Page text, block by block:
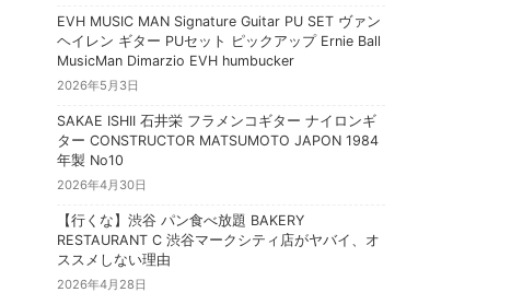
EVH MUSIC MAN Signature Guitar PU SET ヴァン
ヘイレン ギター PUセット ピックアップ Ernie Ball
MusicMan Dimarzio EVH humbucker
2026年5月3日
SAKAE ISHII 石井栄 フラメンコギター ナイロンギ
ター CONSTRUCTOR MATSUMOTO JAPON 1984
年製 No10
2026年4月30日
【行くな】渋谷 パン食べ放題 BAKERY
RESTAURANT C 渋谷マークシティ店がヤバイ、オ
ススメしない理由
2026年4月28日